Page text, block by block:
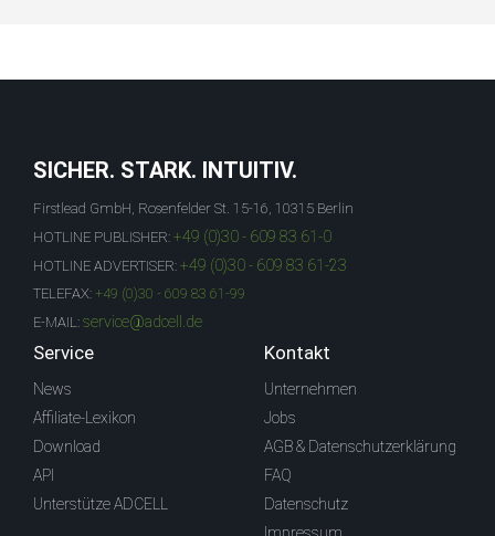
SICHER. STARK. INTUITIV.
Firstlead GmbH, Rosenfelder St. 15-16, 10315 Berlin
HOTLINE PUBLISHER: +49 (0)30 - 609 83 61-0
HOTLINE ADVERTISER: +49 (0)30 - 609 83 61-23
TELEFAX: +49 (0)30 - 609 83 61-99
E-MAIL: service@adcell.de
Service
News
Affiliate-Lexikon
Download
API
Unterstütze ADCELL
Kontakt
Unternehmen
Jobs
AGB & Datenschutzerklärung
FAQ
Datenschutz